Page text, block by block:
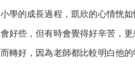
小學的成長過程，凱欣的心情恍
會好些，但有時會覺得好辛苦，
而轉好，因為老師都比較明白他